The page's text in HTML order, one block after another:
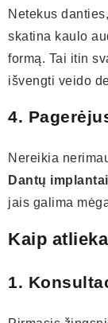
Netekus
skatina kaulo
formą. Tai itin
išvengti veido
4.
Nereikia
Dantų implantai
jais galima
Kaip
1.